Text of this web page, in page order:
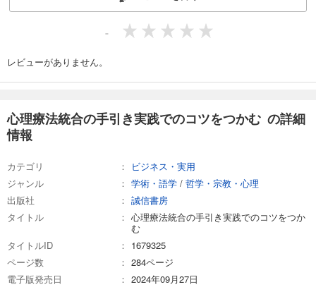
-
レビューがありません。
心理療法統合の手引き実践でのコツをつかむ の詳細
情報
カテゴリ
ビジネス・実用
ジャンル
学術・語学 / 哲学・宗教・心理
出版社
誠信書房
タイトル
心理療法統合の手引き実践でのコツをつか
む
タイトルID
1679325
ページ数
284ページ
電子版発売日
2024年09月27日